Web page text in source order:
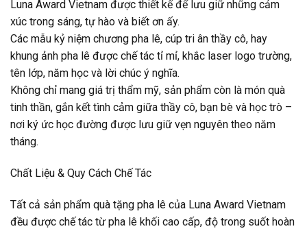
Luna Award Vietnam được thiết kế để lưu giữ những cảm
xúc trong sáng, tự hào và biết ơn ấy.
Các mẫu kỷ niệm chương pha lê, cúp tri ân thầy cô, hay
khung ảnh pha lê được chế tác tỉ mỉ, khắc laser logo trường,
tên lớp, năm học và lời chúc ý nghĩa.
Không chỉ mang giá trị thẩm mỹ, sản phẩm còn là món quà
tinh thần, gắn kết tình cảm giữa thầy cô, bạn bè và học trò –
nơi ký ức học đường được lưu giữ vẹn nguyên theo năm
tháng.
Chất Liệu & Quy Cách Chế Tác
Tất cả sản phẩm quà tặng pha lê của Luna Award Vietnam
đều được chế tác từ pha lê khối cao cấp, độ trong suốt hoàn